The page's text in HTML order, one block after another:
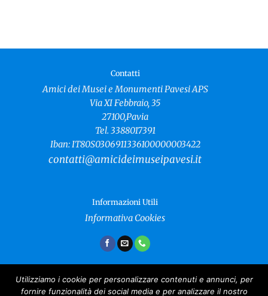
Contatti
Amici dei Musei e Monumenti Pavesi APS
Via XI Febbraio, 35
27100,Pavia
Tel. 3388017391
Iban: IT80S0306911336100000003422
contatti@amicideimuseipavesi.it
Informazioni Utili
Informativa Cookies
Utilizziamo i cookie per personalizzare contenuti e annunci, per
fornire funzionalità dei social media e per analizzare il nostro